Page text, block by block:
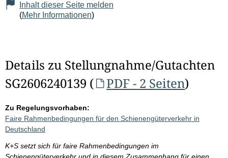
Inhalt dieser Seite melden
(Mehr Informationen)
Details zu Stellungnahme/Gutachten
SG2606240139 (
PDF - 2 Seiten)
Zu Regelungsvorhaben:
Faire Rahmenbedingungen für den Schienengüterverkehr in
Deutschland
K+S setzt sich für faire Rahmenbedingungen im